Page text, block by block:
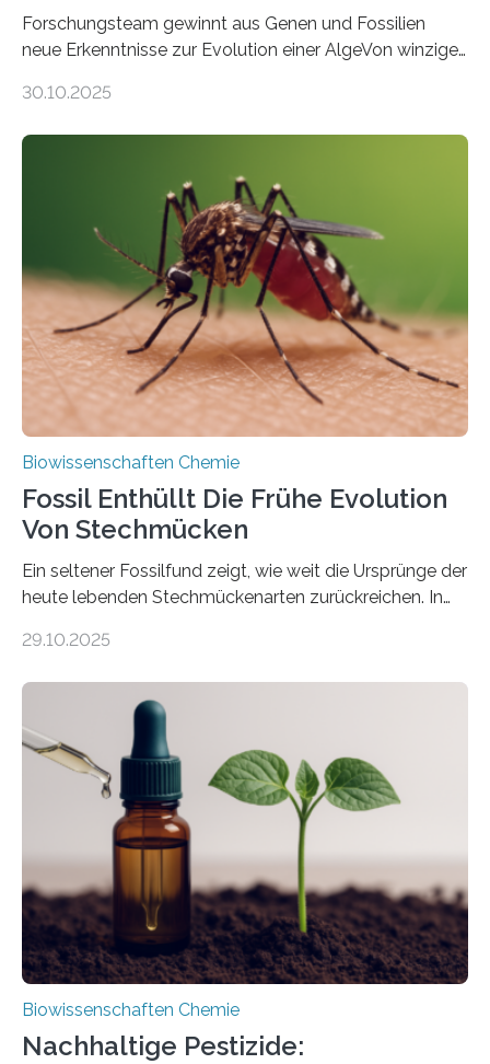
Forschungsteam gewinnt aus Genen und Fossilien
neue Erkenntnisse zur Evolution einer AlgeVon winzigen
Landpflanzen zählen zu den komplexesten
Grünalgen, die vor Hunderten von Millionen Jahren
lebten. Unter den Vorfahren sticht eine Gruppe heraus,
die noch heute in der Natur vorkommt: die
Süßwasseralge Coleochaetophyceae. Einige Arten
dieser Gruppe bilden aus Zellfäden dichte Geflechte
mit scheibenförmiger Gestalt. Was auffällig ist: Die
nächsten…
30.10.2025
Biowissenschaften Chemie
Fossil Enthüllt Die Frühe Evolution
Von Stechmücken
Ein seltener Fossilfund zeigt, wie weit die Ursprünge der
heute lebenden Stechmückenarten zurückreichen. In
Forschende die bisher älteste bekannte Stechmücken-
Region Kachin in Myanmar und hat sich in
ausgezeichnetem Zustand erhalten. Es konnte als neue
Art einer neuen Gattung beschrieben werden und trägt
nun den Namen Cretosabethes primaevus. Dieser erste
fossile Nachweis einer Stechmückenlarve in Bernstein
stellt gleichzeitig den ersten Fossilfund einer
Mückenlarve aus dem Mesozoikum dar, denn…
29.10.2025
Biowissenschaften Chemie
Nachhaltige Pestizide: